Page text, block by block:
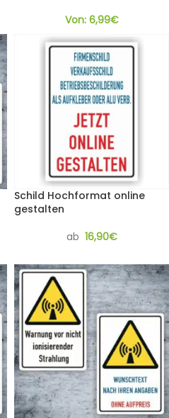
Von: 6,99€
Schild Hochformat online
gestalten
ab 16,90€